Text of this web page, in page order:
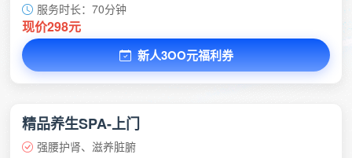
服务时长：70分钟
现价298元
新人3OO元福利券
精品养生SPA-上门
强腰护肾、滋养脏腑